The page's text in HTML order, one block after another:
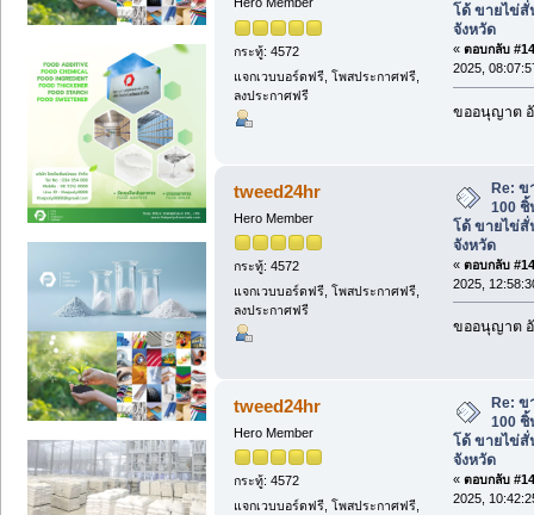
กระทู้: 4572
แจกเวบบอร์ดฟรี, โพสประกาศฟรี,
ลงประกาศฟรี
โด้ ขายไข่สั่
จังหวัด
« ตอบกลับ
2025,
ขออนุญาต
tweed24hr
Hero Member
กระทู้: 4572
แจกเวบบอร์ดฟรี, โพสประกาศฟรี,
ลงประกาศฟรี
Re: ข
100 ชิ้
โด้ ขายไข่สั่
จังหวัด
« ตอบกลับ
2025,
ขออนุญาต
tweed24hr
Hero Member
กระทู้: 4572
แจกเวบบอร์ดฟรี, โพสประกาศฟรี,
Re: ข
100 ชิ้
โด้ ขายไข่สั่
จังหวัด
« ตอบกลับ
2025,